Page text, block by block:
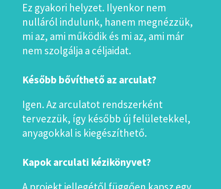
Ez gyakori helyzet. Ilyenkor nem
nulláról indulunk, hanem megnézzük,
mi az, ami működik és mi az, ami már
nem szolgálja a céljaidat.
Később bővíthető az arculat?
Igen. Az arculatot rendszerként
tervezzük, így később új felületekkel,
anyagokkal is kiegészíthető.
Kapok arculati kézikönyvet?